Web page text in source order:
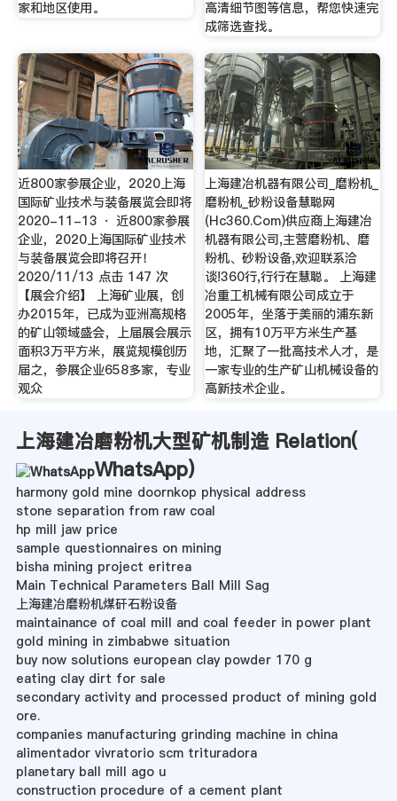
家和地区使用。
高清细节图等信息，帮您快速完
成筛选查找。
近800家参展企业，2020上海
国际矿业技术与装备展览会即将
2020-11-13 · 近800家参展
企业，2020上海国际矿业技术
与装备展览会即将召开！
2020/11/13 点击 147 次
【展会介绍】 上海矿业展，创
办2015年，已成为亚洲高规格
的矿山领域盛会，上届展会展示
面积3万平方米，展览规模创历
届之，参展企业658多家，专业
观众
上海建冶机器有限公司_磨粉机_
磨粉机_砂粉设备慧聪网
(Hc360.Com)供应商上海建冶
机器有限公司,主营磨粉机、磨
粉机、砂粉设备,欢迎联系洽
谈!360行,行行在慧聪。 上海建
冶重工机械有限公司成立于
2005年，坐落于美丽的浦东新
区，拥有10万平方米生产基
地，汇聚了一批高技术人才，是
一家专业的生产矿山机械设备的
高新技术企业。
上海建冶磨粉机大型矿机制造 Relation(
WhatsApp)
harmony gold mine doornkop physical address
stone separation from raw coal
hp mill jaw price
sample questionnaires on mining
bisha mining project eritrea
Main Technical Parameters Ball Mill Sag
上海建冶磨粉机煤矸石粉设备
maintainance of coal mill and coal feeder in power plant
gold mining in zimbabwe situation
buy now solutions european clay powder 170 g
eating clay dirt for sale
secondary activity and processed product of mining gold
ore.
companies manufacturing grinding machine in china
alimentador vivratorio scm trituradora
planetary ball mill ago u
construction procedure of a cement plant